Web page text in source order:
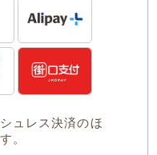
ュレス決済のほ
。